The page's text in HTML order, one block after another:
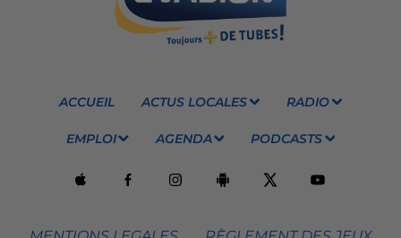
ACCUEIL ACTUS LOCALES RADIO
EMPLOI AGENDA PODCASTS